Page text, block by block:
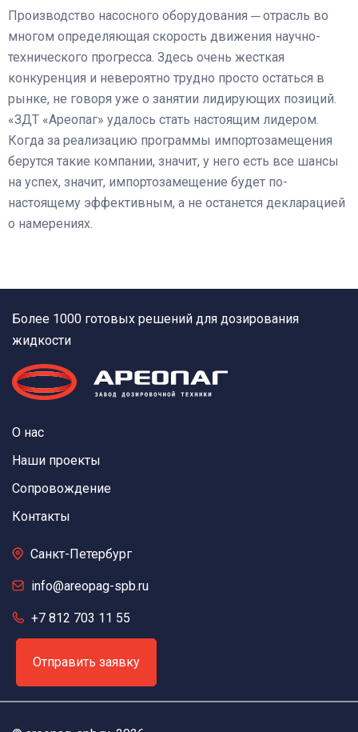
Производство насосного оборудования ─ отрасль во
многом определяющая скорость движения научно-
технического прогресса. Здесь очень жесткая
конкуренция и невероятно трудно просто остаться в
рынке, не говоря уже о занятии лидирующих позиций.
«ЗДТ «Ареопаг» удалось стать настоящим лидером.
Когда за реализацию программы импортозамещения
берутся такие компании, значит, у него есть все шансы
на успех, значит, импортозамещение будет по-
настоящему эффективным, а не останется декларацией
о намерениях.
Более 1000 готовых решений для дозирования
жидкости
О нас
Наши проекты
Сопровождение
Контакты
Санкт-Петербург
info@areopag-spb.ru
+7 812 703 11 55
Отправить заявку